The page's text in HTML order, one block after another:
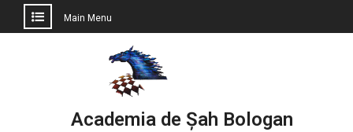
Main Menu
Academia de Șah Bologan